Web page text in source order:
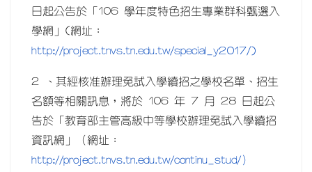
日起公告於「106 學年度特色招生專業群科甄選入
學網」(網址：
http://project.tnvs.tn.edu.tw/special_y2017/)
2 、其經核准辦理免試入學續招之學校名單、招生
名額等相關訊息，將於 106 年 7 月 28 日起公
告於「教育部主管高級中等學校辦理免試入學續招
資訊網」（網址：
http://project.tnvs.tn.edu.tw/continu_stud/）